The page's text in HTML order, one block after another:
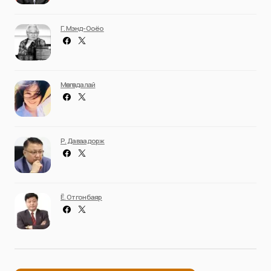
Г. Мэнд-Ооёо
Мөнгөндалай
Р. Даваадорж
Ё. Отгонбаяр